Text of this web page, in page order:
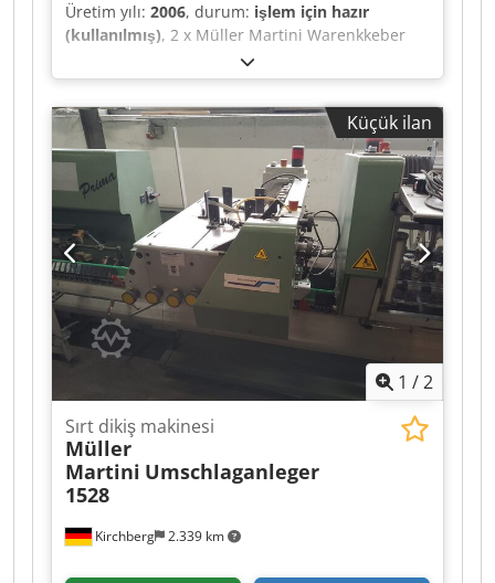
Üretim yılı: 2006, durum: işlem için hazır
(kullanılmış), 2 x Müller Martini Warenkkeber
423, Robatech Hotmelt Concept B 5/2 ile, 2006
üretim yılı Müller Martini Tempo ataç makineleri
için. İyi durumda Dedpfx Ahjxfwvqs Isck
Küçük ilan
1 /2
Kirchberg 2.339 km
Sırt dikiş makinesi
Müller
Martini Umschlaganleger
1528